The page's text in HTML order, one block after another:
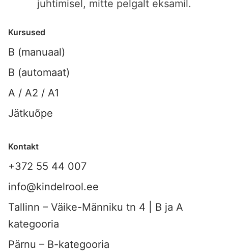
Kursused
B (manuaal)
B (automaat)
A / A2 / A1
Jätkuõpe
juhtimisel, mitte pelgalt eksamil.
Kontakt
+372 55 44 007
info@kindelrool.ee
Tallinn – Väike-Männiku tn 4 | B ja A
kategooria
Pärnu – B-kategooria